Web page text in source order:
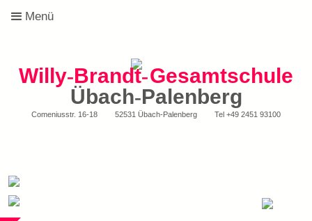
Menü
Willy-Brandt-Gesamtschule
Übach-Palenberg
Comeniusstr. 16-18 52531 Übach-Palenberg Tel +49 2451 93100